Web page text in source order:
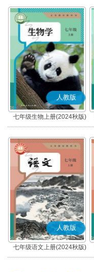
人教版
七年级生物上册(2024秋版)
人教版
七年级语文上册(2024秋版)
(部编版)